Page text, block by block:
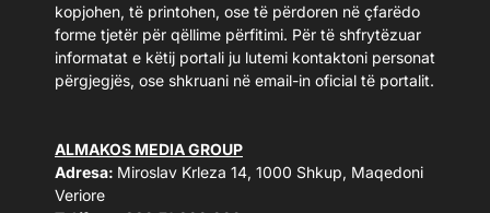
kopjohen, të printohen, ose të përdoren në çfarëdo
forme tjetër për qëllime përfitimi. Për të shfrytëzuar
informatat e këtij portali ju lutemi kontaktoni personat
përgjegjës, ose shkruani në email-in oficial të portalit.
ALMAKOS MEDIA GROUP
Adresa: Miroslav Krleza 14, 1000 Shkup, Maqedoni
Veriore